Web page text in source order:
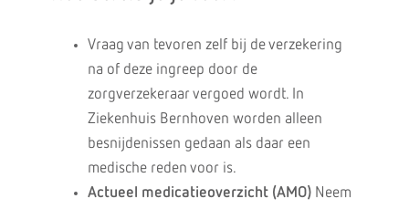
Vraag van tevoren zelf bij de verzekering
na of deze ingreep door de
zorgverzekeraar vergoed wordt. In
Ziekenhuis Bernhoven worden alleen
besnijdenissen gedaan als daar een
medische reden voor is.
Actueel medicatieoverzicht (AMO) Neem